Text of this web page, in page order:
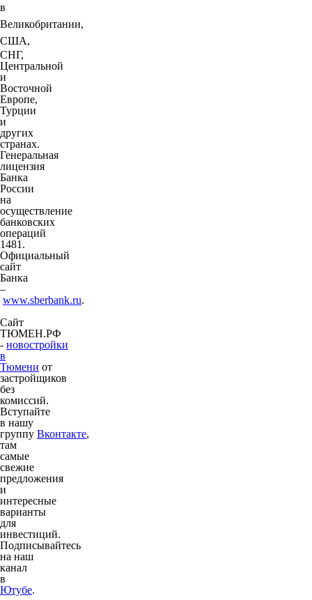
в
Великобритании,
США,
СНГ,
Центральной
и
Восточной
Европе,
Турции
и
других
странах.
Генеральная
лицензия
Банка
России
на
осуществление
банковских
операций
1481.
Официальный
сайт
Банка
–
www.sberbank.ru.
Сайт
ТЮМЕН.РФ
- новостройки
в
Тюмени от
застройщиков
без
комиссий.
Вступайте
в нашу
группу Вконтакте,
там
самые
свежие
предложения
и
интересные
варианты
для
инвестиций.
Подписывайтесь
на наш
канал
в
Ютубе.